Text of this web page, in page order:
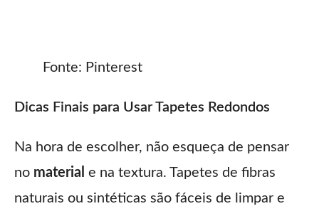
Fonte: Pinterest
Dicas Finais para Usar Tapetes Redondos
Na hora de escolher, não esqueça de pensar
no material e na textura. Tapetes de fibras
naturais ou sintéticas são fáceis de limpar e